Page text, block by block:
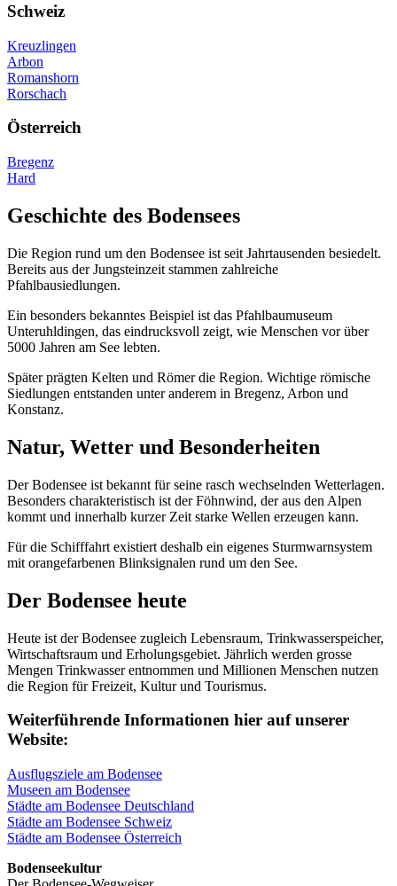
Schweiz
Kreuzlingen
Arbon
Romanshorn
Rorschach
Österreich
Bregenz
Hard
Geschichte des Bodensees
Die Region rund um den Bodensee ist seit Jahrtausenden besiedelt.
Bereits aus der Jungsteinzeit stammen zahlreiche
Pfahlbausiedlungen.
Ein besonders bekanntes Beispiel ist das Pfahlbaumuseum
Unteruhldingen, das eindrucksvoll zeigt, wie Menschen vor über
5000 Jahren am See lebten.
Später prägten Kelten und Römer die Region. Wichtige römische
Siedlungen entstanden unter anderem in Bregenz, Arbon und
Konstanz.
Natur, Wetter und Besonderheiten
Der Bodensee ist bekannt für seine rasch wechselnden Wetterlagen.
Besonders charakteristisch ist der Föhnwind, der aus den Alpen
kommt und innerhalb kurzer Zeit starke Wellen erzeugen kann.
Für die Schifffahrt existiert deshalb ein eigenes Sturmwarnsystem
mit orangefarbenen Blinksignalen rund um den See.
Der Bodensee heute
Heute ist der Bodensee zugleich Lebensraum, Trinkwasserspeicher,
Wirtschaftsraum und Erholungsgebiet. Jährlich werden grosse
Mengen Trinkwasser entnommen und Millionen Menschen nutzen
die Region für Freizeit, Kultur und Tourismus.
Weiterführende Informationen hier auf unserer
Website:
Ausflugsziele am Bodensee
Museen am Bodensee
Städte am Bodensee Deutschland
Städte am Bodensee Schweiz
Städte am Bodensee Österreich
Bodenseekultur